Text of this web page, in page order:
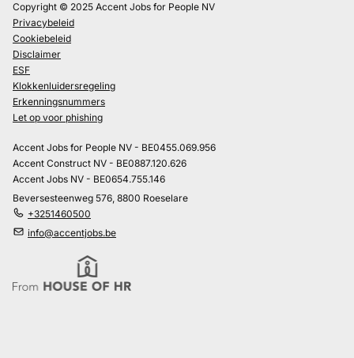
Copyright © 2025 Accent Jobs for People NV
Privacybeleid
Cookiebeleid
Disclaimer
ESF
Klokkenluidersregeling
Erkenningsnummers
Let op voor phishing
Accent Jobs for People NV - BE0455.069.956
Accent Construct NV - BE0887.120.626
Accent Jobs NV - BE0654.755.146
Beversesteenweg 576, 8800 Roeselare
+3251460500
info@accentjobs.be